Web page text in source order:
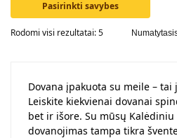
Pasirinkti savybes
Rodomi visi rezultatai: 5
Dovana įpakuota su meile – tai
Leiskite kiekvienai dovanai
bet ir išore. Su mūsų
dovanojimas tampa tikra